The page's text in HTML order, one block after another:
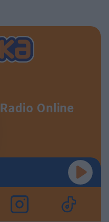
Radio Online